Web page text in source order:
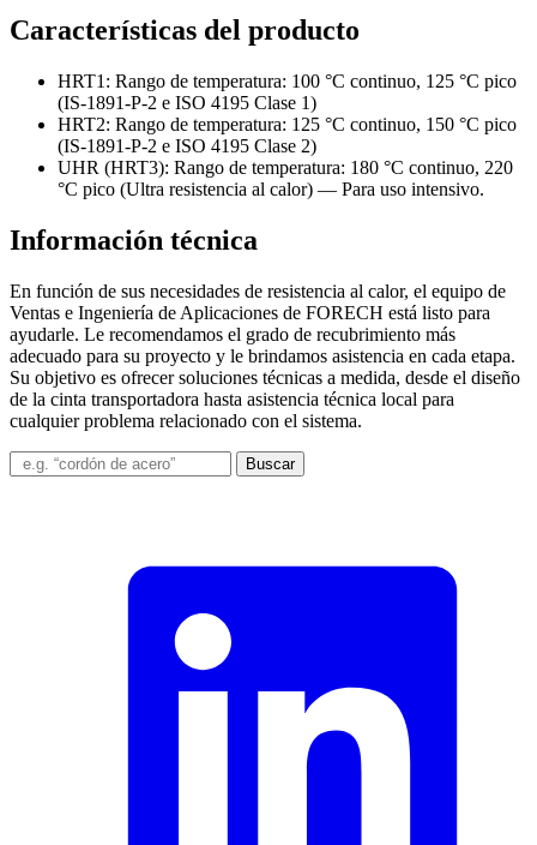
Características del producto
HRT1: Rango de temperatura: 100 °C continuo, 125 °C pico
(IS-1891-P-2 e ISO 4195 Clase 1)
HRT2: Rango de temperatura: 125 °C continuo, 150 °C pico
(IS-1891-P-2 e ISO 4195 Clase 2)
UHR (HRT3): Rango de temperatura: 180 °C continuo, 220
°C pico (Ultra resistencia al calor) — Para uso intensivo.
Información técnica
En función de sus necesidades de resistencia al calor, el equipo de
Ventas e Ingeniería de Aplicaciones de FORECH está listo para
ayudarle. Le recomendamos el grado de recubrimiento más
adecuado para su proyecto y le brindamos asistencia en cada etapa.
Su objetivo es ofrecer soluciones técnicas a medida, desde el diseño
de la cinta transportadora hasta asistencia técnica local para
cualquier problema relacionado con el sistema.
Buscar